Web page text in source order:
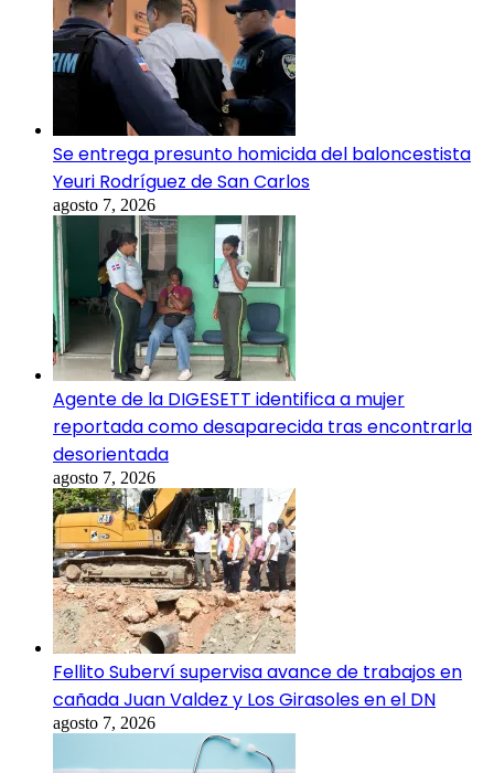
Se entrega presunto homicida del baloncestista
Yeuri Rodríguez de San Carlos
agosto 7, 2026
Agente de la DIGESETT identifica a mujer
reportada como desaparecida tras encontrarla
desorientada
agosto 7, 2026
Fellito Suberví supervisa avance de trabajos en
cañada Juan Valdez y Los Girasoles en el DN
agosto 7, 2026